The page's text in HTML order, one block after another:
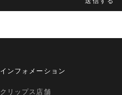
インフォメーション
クリップス店舗